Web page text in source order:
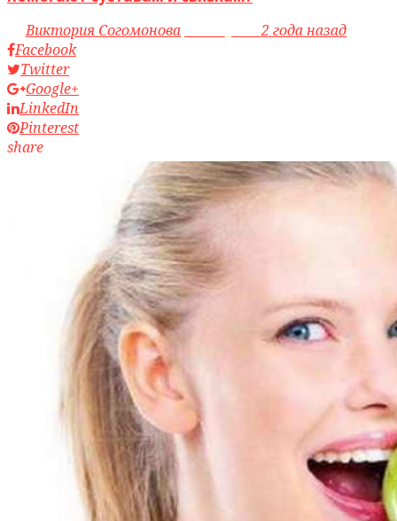
byВиктория Согомонова access_time2 года назад
Facebook
Twitter
Google+
LinkedIn
Pinterest
share